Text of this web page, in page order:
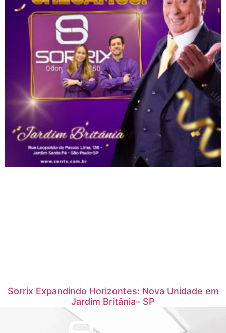
Sorrix Expandindo Horizontes: Nova Unidade em
Jardim Britânia– SP